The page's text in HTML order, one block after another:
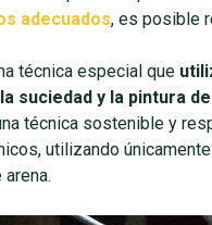
adecuados, es posible
técnica especial que
suciedad y la pintura
técnica sostenible y
utilizando